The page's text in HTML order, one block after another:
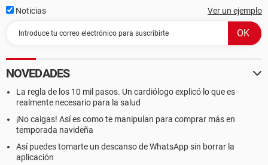
Noticias Ver un ejemplo
NOVEDADES
La regla de los 10 mil pasos. Un cardiólogo explicó lo que es
realmente necesario para la salud
¡No caigas! Así es como te manipulan para comprar más en
temporada navideña
Así puedes tomarte un descanso de WhatsApp sin borrar la
aplicación